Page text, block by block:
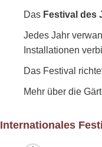
Das Festival des
Jedes Jahr
Installationen
Das Festival
Mehr über die
Internationales